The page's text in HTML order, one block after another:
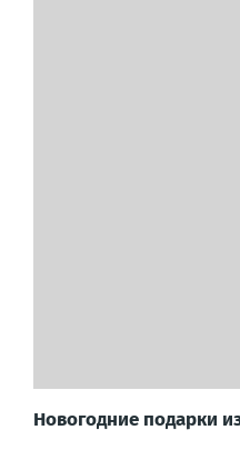
Новогодние подарки